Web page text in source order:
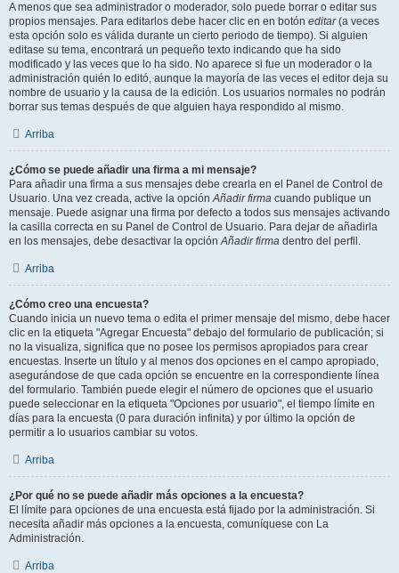
A menos que sea administrador o moderador, solo puede borrar o editar sus
propios mensajes. Para editarlos debe hacer clic en en botón editar(a veces
esta opción solo es válida durante un cierto periodo de tiempo). Si alguien
editase su tema, encontrará un pequeño texto indicando que ha sido
modificado y las veces que lo ha sido. No aparece si fue un moderador o la
administración quién lo editó, aunque la mayoría de las veces el editor deja su
nombre de usuario y la causa de la edición. Los usuarios normales no podrán
borrar sus temas después de que alguien haya respondido al mismo.
Arriba
¿Cómo se puede añadir una firma a mi mensaje?
Para añadir una firma a sus mensajes debe crearla en el Panel de Control de
Usuario. Una vez creada, active la opciónAñadir firma cuando publique un
mensaje. Puede asignar una firma por defecto a todos sus mensajes activando
la casilla correcta en su Panel de Control de Usuario. Para dejar de añadirla
en los mensajes, debe desactivar la opciónAñadir firma dentro del perfil.
Arriba
¿Cómo creo una encuesta?
Cuando inicia un nuevo tema o edita el primer mensaje del mismo, debe hacer
clic en la etiqueta "Agregar Encuesta" debajo del formulario de publicación; si
no la visualiza, significa que no posee los permisos apropiados para crear
encuestas. Inserte un título y al menos dos opciones en el campo apropiado,
asegurándose de que cada opción se encuentre en la correspondiente línea
del formulario. También puede elegir el número de opciones que el usuario
puede seleccionar en la etiqueta "Opciones por usuario", el tiempo límite en
días para la encuesta (0 para duración infinita) y por último la opción de
permitir a lo usuarios cambiar su votos.
Arriba
¿Por qué no se puede añadir más opciones a la encuesta?
El límite para opciones de una encuesta está fijado por la administración. Si
necesita añadir más opciones a la encuesta, comuníquese con La
Administración.
Arriba